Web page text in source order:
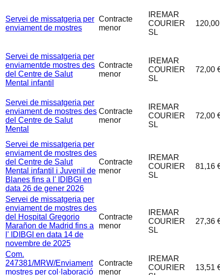
Servei de missatgeria per
enviament de mostres
Contracte
menor
IREMAR
COURIER
SL
Servei de missatgeria per
enviamentde mostres des
del Centre de Salut
Mental infantil
Contracte
menor
IREMAR
COURIER
SL
72,00
Servei de missatgeria per
enviament de mostres des
del Centre de Salut
Mental
Contracte
menor
IREMAR
COURIER
SL
72,00
Servei de missatgeria per
enviament de mostres des
del Centre de Salut
Mental infantil i Juvenil de
Blanes fins a l' IDIBGI en
data 26 de gener 2026
Contracte
menor
IREMAR
COURIER
SL
81,16
Servei de missatgeria per
enviament de mostres des
del Hospital Gregorio
Marañon de Madrid fins a
l' IDIBGI en data 14 de
novembre de 2025
Contracte
menor
IREMAR
COURIER
SL
27,36
Com.
247381/MRW/Enviament
mostres per col·laboració
Contracte
menor
IREMAR
COURIER
13,51